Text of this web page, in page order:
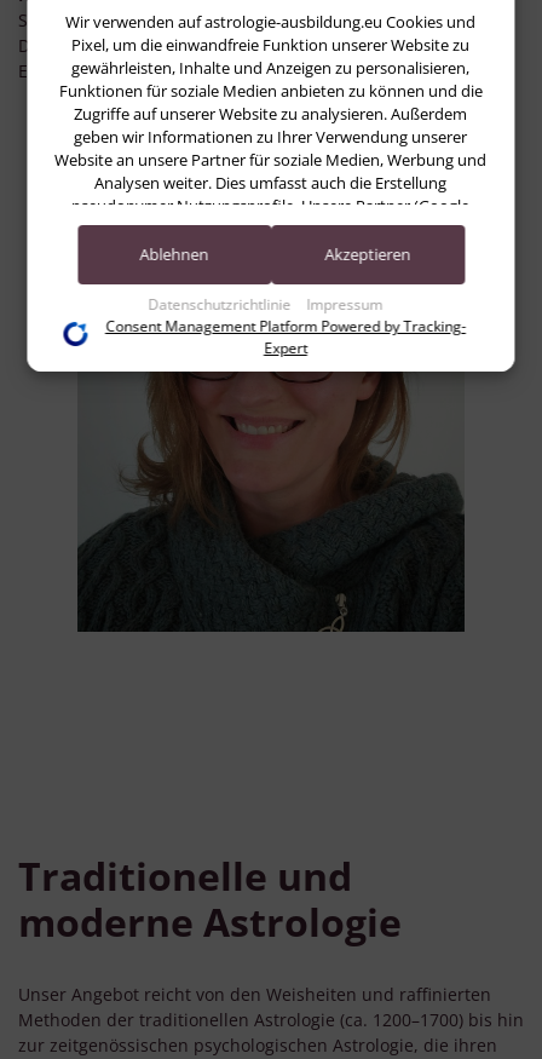
Studienberatungsgespräch eine überraschende Mini-
Deutung deines Horoskops. Faszinierend, wie klar sich die
Eignung für eine Astrologie-Ausbildung darin ablesen lässt!
Maria Zebisch
Traditionelle und
moderne Astrologie
Unser Angebot reicht von den Weisheiten und raffinierten
Methoden der traditionellen Astrologie (ca. 1200–1700) bis hin
zur zeitgenössischen psychologischen Astrologie, die ihren
Wir verwenden auf astrologie-ausbildung.eu Cookies und
Pixel, um die einwandfreie Funktion unserer Website zu
gewährleisten, Inhalte und Anzeigen zu personalisieren,
Funktionen für soziale Medien anbieten zu können und die
Zugriffe auf unserer Website zu analysieren. Außerdem
geben wir Informationen zu Ihrer Verwendung unserer
Website an unsere Partner für soziale Medien, Werbung und
Analysen weiter. Dies umfasst auch die Erstellung
pseudonymer Nutzungsprofile. Unsere Partner (Google
Advertising Products) führen diese Informationen
möglicherweise mit weiteren Daten zusammen, die Sie ihnen
Accounts) oder welche sie im Rahmen Ihrer Nutzung der
Dienste gesammelt haben (bspw. Nutzungsdaten anderer
Geräte). Ihre Einwilligung zur Nutzung von Cookies und
Datenschutz-Button links unten klicken und dort die
entsprechenden Anpassungen vornehmen.
Zwecke der Datenverarbeitung durch unsere Partner:
Speichern von oder Zugriff auf Informationen auf einem Endgerät
Verwendung reduzierter Daten zur Auswahl von Werbeanzeigen
Erstellung von Profilen für personalisierte Werbung
Verwendung von Profilen zur Auswahl personalisierter Werbung
Erstellung von Profilen zur Personalisierung von Inhalten
Messung der Performance von Inhalten
Datenschutzrichtlinie Impressum
Ablehnen Akzeptieren
Consent Management Platform Powered by Tracking-
Expert